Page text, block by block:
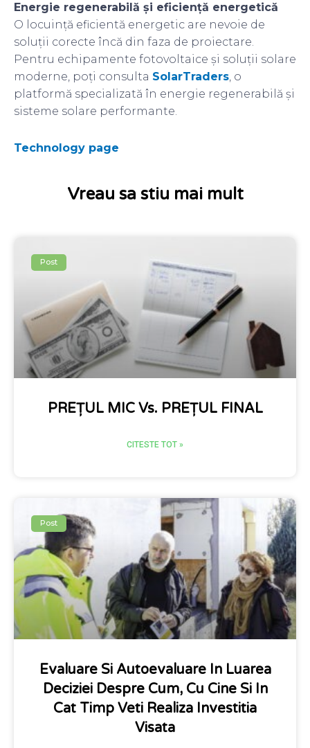
Energie regenerabilă și eficiență energetică
O locuință eficientă energetic are nevoie de
soluții corecte încă din faza de proiectare.
Pentru echipamente fotovoltaice și soluții solare
moderne, poți consulta SolarTraders, o
platformă specializată în energie regenerabilă și
sisteme solare performante.
Technology page
Vreau sa stiu mai mult
Post
PREȚUL MIC Vs. PREȚUL FINAL
CITESTE TOT »
Post
Evaluare Si Autoevaluare In Luarea
Deciziei Despre Cum, Cu Cine Si In
Cat Timp Veti Realiza Investitia
Visata